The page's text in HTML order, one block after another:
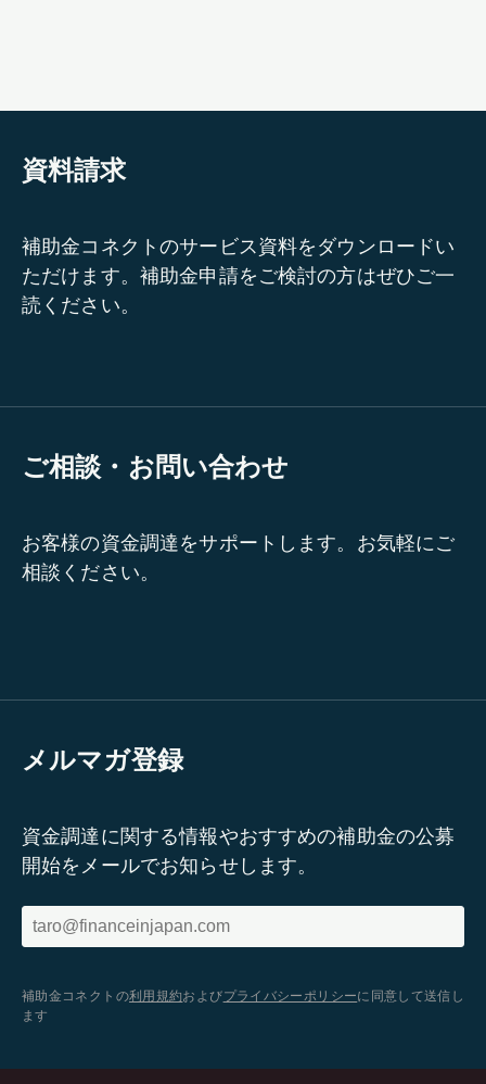
資料請求
補助金コネクトのサービス資料をダウンロードい
ただけます。補助金申請をご検討の方はぜひご一
読ください。
ご相談・お問い合わせ
お客様の資金調達をサポートします。お気軽にご
相談ください。
メルマガ登録
資金調達に関する情報やおすすめの補助金の公募
開始をメールでお知らせします。
補助金コネクトの利用規約およびプライバシーポリシーに同意して送信し
ます